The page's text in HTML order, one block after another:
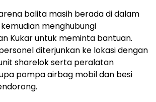
balita masih berada di dalam
menghubungi
Kukar untuk meminta bantuan.
diterjunkan ke lokasi dengan
sharelok serta peralatan
pompa airbag mobil dan besi